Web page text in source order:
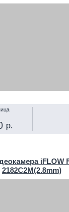
р.
iFLOW
2182C2M(2.8mm)